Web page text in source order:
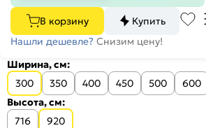
В корзину
Купить
Нашли дешевле? Снизим цену!
Ширина, см:
300
350 400 450 500
600
Высота, см:
716
920